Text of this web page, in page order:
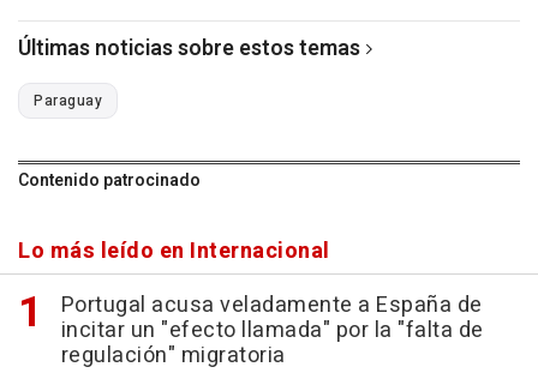
Últimas noticias sobre estos temas
Paraguay
Contenido patrocinado
Lo más leído en Internacional
Portugal acusa veladamente a España de
incitar un "efecto llamada" por la "falta de
regulación" migratoria